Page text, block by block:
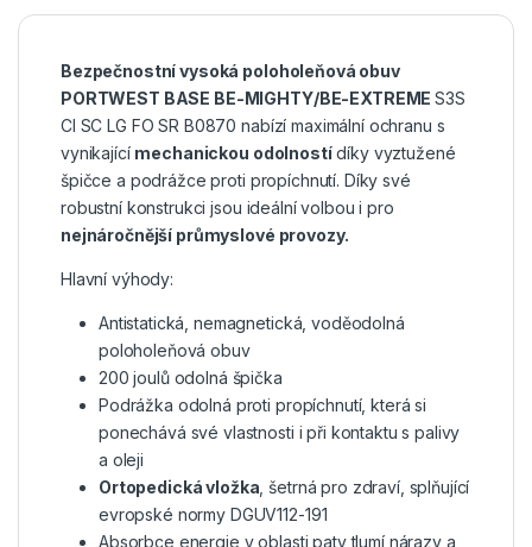
Bezpečnostní vysoká poloholeňová obuv
PORTWEST BASE BE-MIGHTY/BE-EXTREMES3S
CI SC LG FO SR B0870 nabízí maximální ochranu s
vynikající mechanickou odolnostídíky vyztužené
špičce a podrážce proti propíchnutí. Díky své
robustní konstrukci jsou ideální volbou i pro
nejnáročnější průmyslové provozy.
Hlavní výhody:
Antistatická, nemagnetická, voděodolná
poloholeňová obuv
200 joulů odolná špička
Podrážka odolná proti propíchnutí, která si
ponechává své vlastnosti i při kontaktu s palivy
a oleji
Ortopedická vložka , šetrná pro zdraví, splňující
evropské normy DGUV112-191
Absorbce energie v oblasti paty tlumí nárazy a